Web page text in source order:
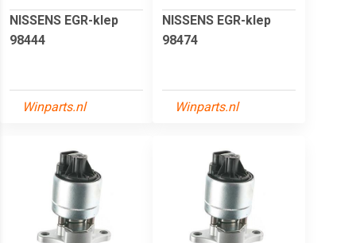
NISSENS EGR-klep
98444
Winparts.nl
NISSENS EGR-klep
98474
Winparts.nl